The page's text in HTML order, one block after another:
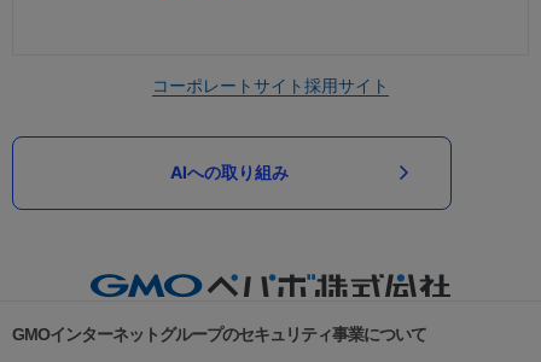
コーポレートサイト採用サイト
AIへの取り組み
GMOインターネットグループのセキュリティ事業について